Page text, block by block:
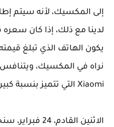
إلى المكسيك، لأنه سيتم
لدينا مع ذلك، إذا كان
نراه في المكسيك،
Xiaomi التي تتميز بنسبة كبيرة من حيث التكلفة / الفائدة.
الاثنين